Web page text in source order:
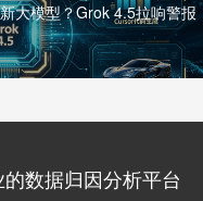
大模型？Grok 4.5拉响警报
数据归因分析平台